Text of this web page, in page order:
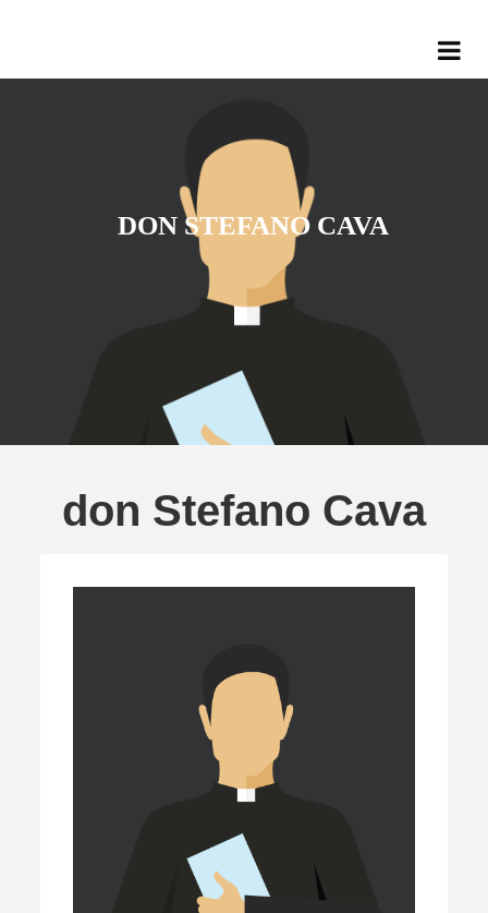
DON STEFANO CAVA
don Stefano Cava